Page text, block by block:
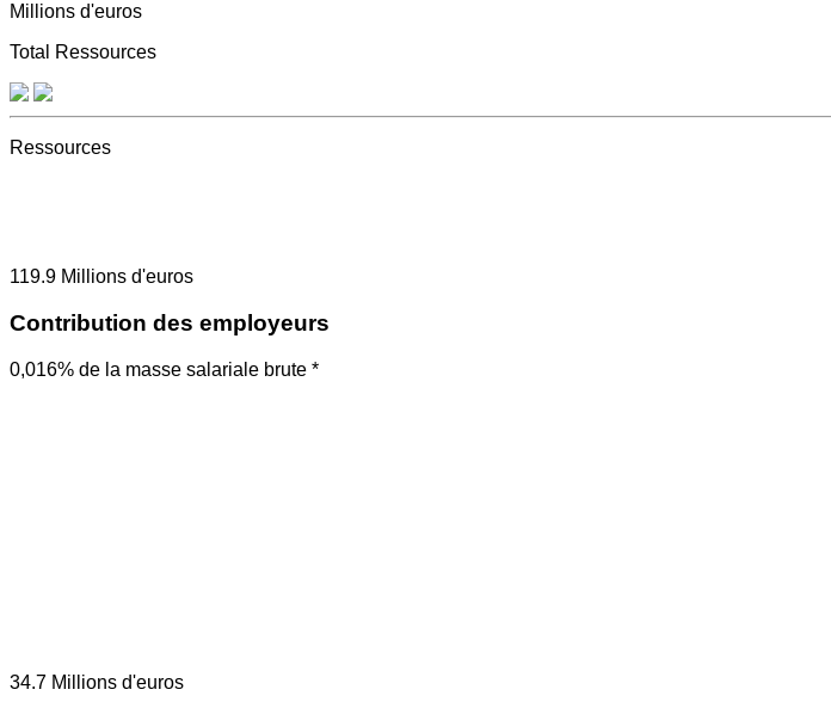
Millions d'euros
Total Ressources
Ressources
119.9 Millions d'euros
Contribution des employeurs
0,016% de la masse salariale brute *
34.7 Millions d'euros